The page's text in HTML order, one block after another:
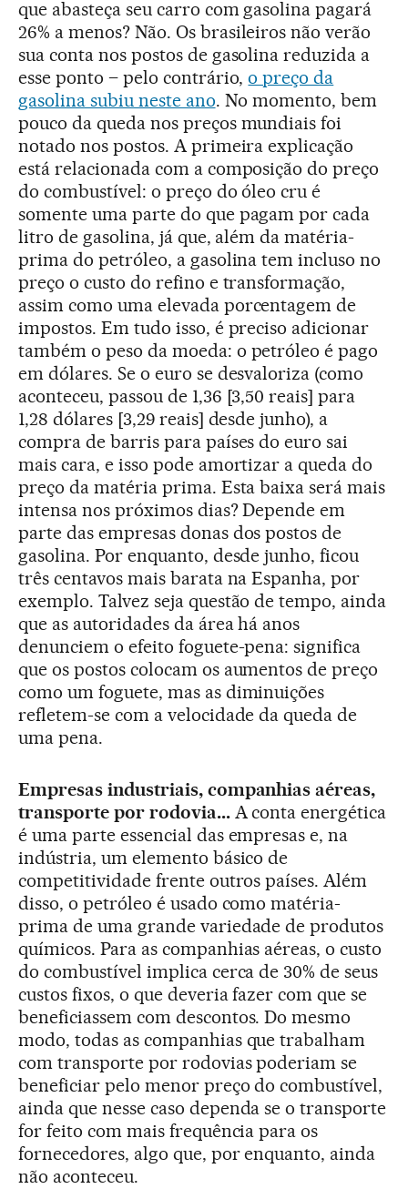
que abasteça seu carro com gasolina pagará
26% a menos? Não. Os brasileiros não verão
sua conta nos postos de gasolina reduzida a
esse ponto – pelo contrário,o preço da
gasolina subiu neste ano. No momento, bem
pouco da queda nos preços mundiais foi
notado nos postos. A primeira explicação
está relacionada com a composição do preço
do combustível: o preço do óleo cru é
somente uma parte do que pagam por cada
litro de gasolina, já que, além da matéria-
prima do petróleo, a gasolina tem incluso no
preço o custo do refino e transformação,
assim como uma elevada porcentagem de
impostos. Em tudo isso, é preciso adicionar
também o peso da moeda: o petróleo é pago
em dólares. Se o euro se desvaloriza (como
aconteceu, passou de 1,36 [3,50 reais] para
1,28 dólares [3,29 reais] desde junho), a
compra de barris para países do euro sai
mais cara, e isso pode amortizar a queda do
preço da matéria prima. Esta baixa será mais
intensa nos próximos dias? Depende em
parte das empresas donas dos postos de
gasolina. Por enquanto, desde junho, ficou
três centavos mais barata na Espanha, por
exemplo. Talvez seja questão de tempo, ainda
que as autoridades da área há anos
denunciem o efeito foguete-pena: significa
que os postos colocam os aumentos de preço
como um foguete, mas as diminuições
refletem-se com a velocidade da queda de
uma pena.
Empresas industriais, companhias aéreas,
transporte por rodovia...A conta energética
é uma parte essencial das empresas e, na
indústria, um elemento básico de
competitividade frente outros países. Além
disso, o petróleo é usado como matéria-
prima de uma grande variedade de produtos
químicos. Para as companhias aéreas, o custo
do combustível implica cerca de 30% de seus
custos fixos, o que deveria fazer com que se
beneficiassem com descontos. Do mesmo
modo, todas as companhias que trabalham
com transporte por rodovias poderiam se
beneficiar pelo menor preço do combustível,
ainda que nesse caso dependa se o transporte
for feito com mais frequência para os
fornecedores, algo que, por enquanto, ainda
não aconteceu.